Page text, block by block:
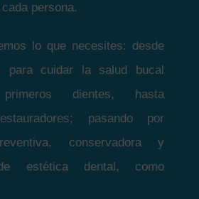
persona.
lo que necesites: desde
para cuidar la salud bucal
dientes, hasta
pasando por
conservadora y
estética dental, como